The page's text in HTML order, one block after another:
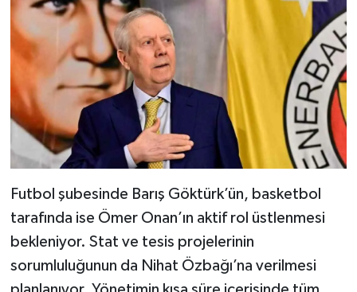
Futbol şubesinde Barış Göktürk’ün, basketbol
tarafında ise Ömer Onan’ın aktif rol üstlenmesi
bekleniyor. Stat ve tesis projelerinin
sorumluluğunun da Nihat Özbağı’na verilmesi